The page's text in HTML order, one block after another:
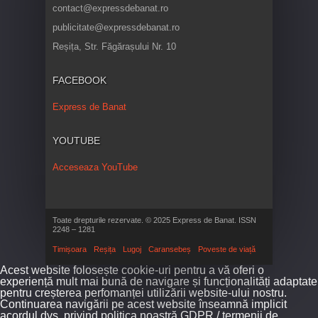
contact@expressdebanat.ro
publicitate@expressdebanat.ro
Reșița, Str. Făgărașului Nr. 10
FACEBOOK
Express de Banat
YOUTUBE
Acceseaza YouTube
Toate drepturile rezervate. © 2025 Express de Banat. ISSN
2248 – 1281
Timișoara Reșița Lugoj Caransebeș Poveste de viață
Acest website folosește cookie-uri pentru a vă oferi o
experiență mult mai bună de navigare și funcționalități adaptate
pentru creșterea perfomanței utilizării website-ului nostru.
Continuarea navigării pe acest website înseamnă implicit
acordul dvs. privind politica noastră GDPR / termenii de